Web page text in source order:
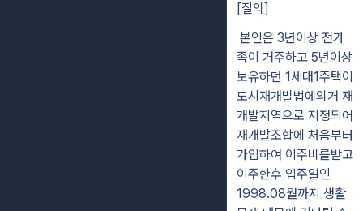
[질의]
본인은 3년이상 전가
족이 거주하고 5년이상
보유하던 1세대1주택이
도시재개발법에의거 재
개발지역으로 지정되어
재개발조합에 처음부터
가입하여 이주비를받고
이주한후 입주일인
1998.08월까지 생활